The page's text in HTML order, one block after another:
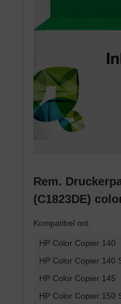
Rem.
(C1823DE)
Kompatibel mit:
HP Color Copier 140
HP Color Copier 140
HP Color Copier 145
HP Color Copier 150